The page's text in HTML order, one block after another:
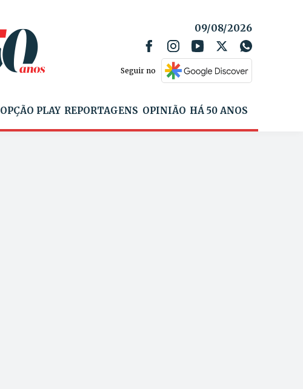
09/08/2026
Seguir no
OPÇÃO PLAY REPORTAGENS OPINIÃO HÁ 50 ANOS